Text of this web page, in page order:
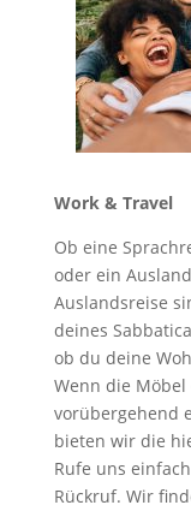
Work & Travel
Ob eine
oder ein
Auslandsreise
deines
ob du deine
Wenn die
vorübergehend
bieten wir die
Rufe uns
Rückruf. Wir